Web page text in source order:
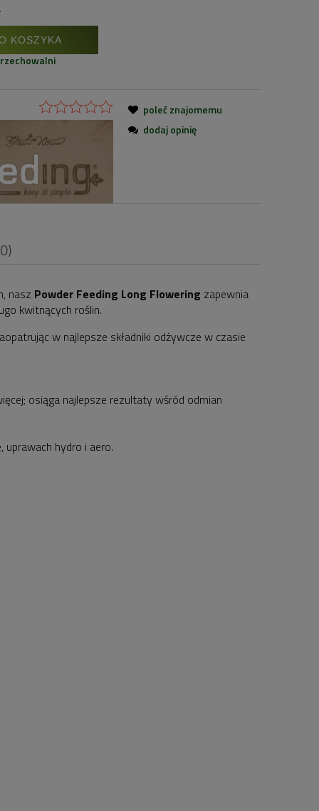
KOSZYKA
poleć znajomemu
dodaj opinię
nasz Powder Feeding Long Flowering zapewnia
kwitnących roślin.
w najlepsze składniki odżywcze w czasie
osiąga najlepsze rezultaty wśród odmian
hydro i aero.